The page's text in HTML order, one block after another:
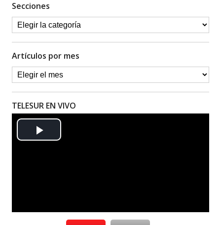
Secciones
Artículos por mes
TELESUR EN VIVO